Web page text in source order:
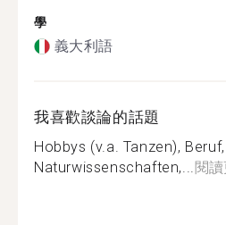
學
義大利語
我喜歡談論的話題
Hobbys (v.a. Tanzen),
Naturwissenschaften,...閱